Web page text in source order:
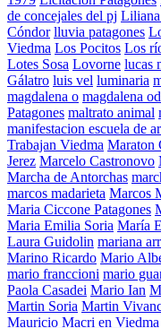
de concejales del pj
Cóndor lluvia patagones
Viedma Los Pocitos Los
Lotes Sosa Lovorne lucas
Gálatro luis vel luminaria
magdalena o magdalena
Patagones maltrato animal
manifestacion escuela de
Trabajan Viedma Maraton
Jerez Marcelo Castronovo
Marcha de Antorchas
marcos madarieta Marcos
Maria Ciccone Patagones
Maria Emilia Soria María
Laura Guidolin mariana
Marino Ricardo Mario
mario franccioni mario
Paola Casadei Mario Ian
Martin Soria Martin
Mauricio Macri en Viedma